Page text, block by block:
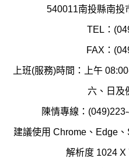
540011南投縣南投
TEL：
FAX：
上班(服務)時間：上午
六、日及
陳情專線：
建議使用 Chrome、Edge
解析度 1024 X